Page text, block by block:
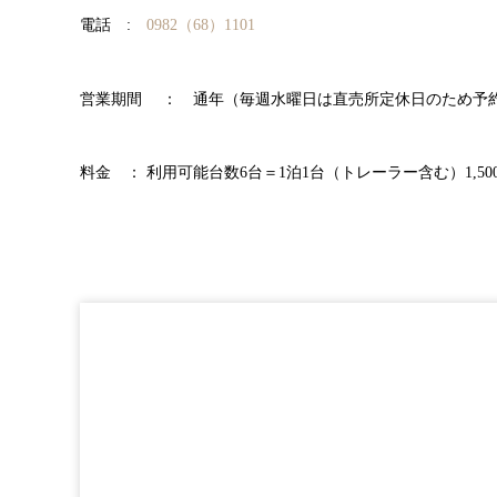
電話 : 0982（68）1101
営業期間 ： 通年（毎週水曜日は直売所定休日のため予
料金 ： 利用可能台数6台＝1泊1台（トレーラー含む）